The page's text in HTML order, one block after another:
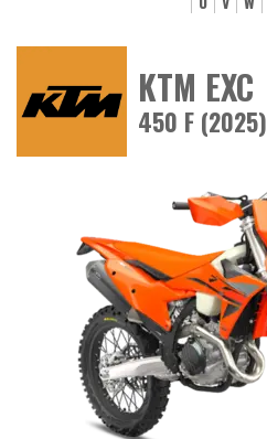
KTM EXC
450 F (2025)